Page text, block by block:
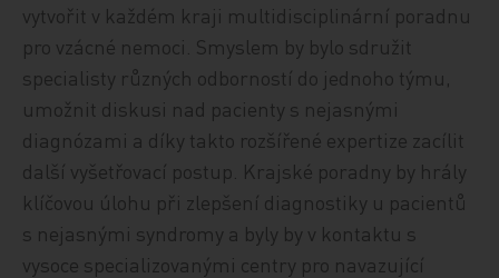
vytvořit v každém kraji multidisciplinární poradnu
pro vzácné nemoci. Smyslem by bylo sdružit
specialisty různých odborností do jednoho týmu,
umožnit diskusi nad pacienty s nejasnými
diagnózami a díky takto rozšířené expertize zacílit
další vyšetřovací postup. Krajské poradny by hrály
klíčovou úlohu při zlepšení diagnostiky u pacientů
s nejasnými syndromy a byly by v kontaktu s
vysoce specializovanými centry pro navazující